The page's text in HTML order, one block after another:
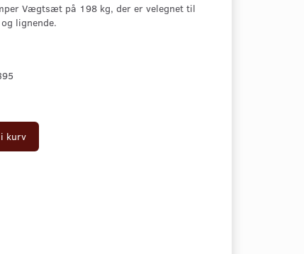
Vægtsæt på 198 kg, der er velegnet til
lignende.
kurv